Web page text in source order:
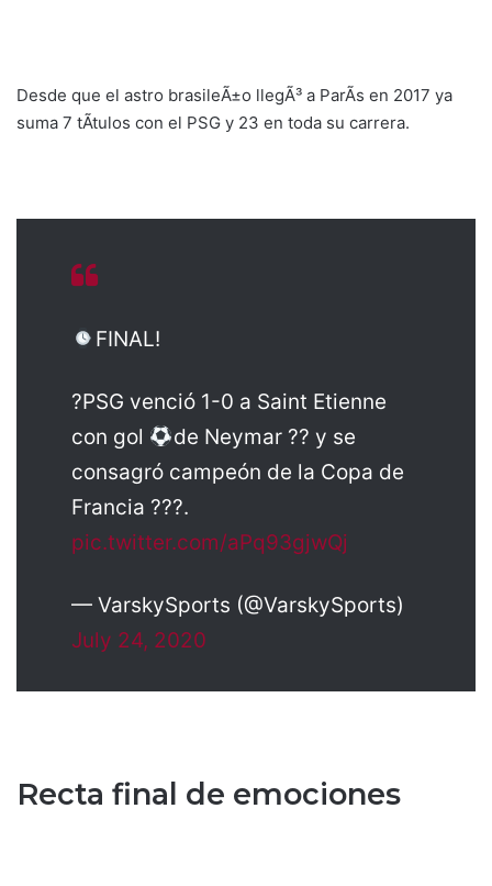
Desde que el astro brasileÃ±o llegÃ³ a ParÃ­s en 2017 ya
suma 7 tÃ­tulos con el PSG y 23 en toda su carrera.
FINAL!
?PSG venció 1-0 a Saint Etienne
con gol
de Neymar ?? y se
consagró campeón de la Copa de
Francia ???.
pic.twitter.com/aPq93gjwQj
— VarskySports (@VarskySports)
July 24, 2020
Recta final de emociones